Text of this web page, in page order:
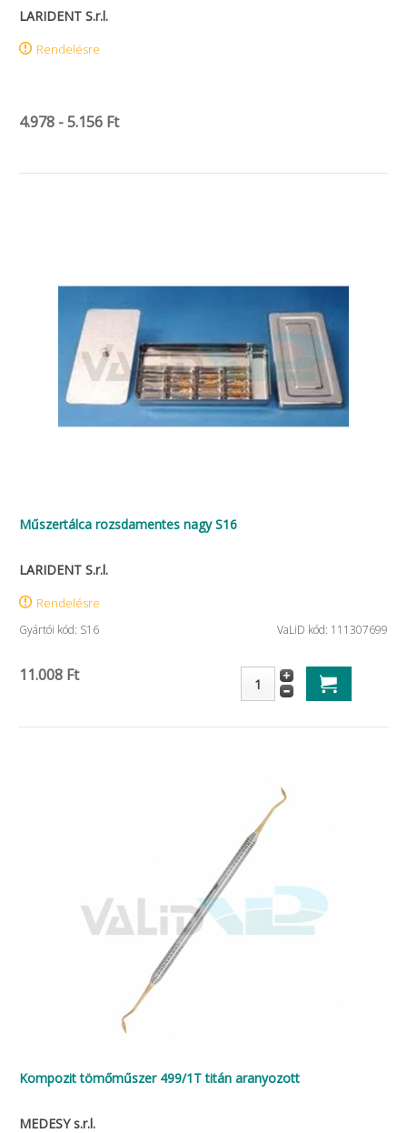
LARIDENT S.r.l.
Rendelésre
4.978 - 5.156 Ft
Műszertálca rozsdamentes nagy S16
LARIDENT S.r.l.
Rendelésre
Gyártói kód: S16 VaLiD kód: 111307699
11.008 Ft
Kompozit tömőműszer 499/1T titán aranyozott
MEDESY s.r.l.